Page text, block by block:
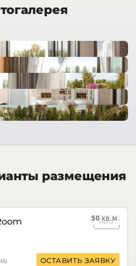
размещения
50кв.м.
INFO
ОСТАВИТЬ ЗАЯВКУ